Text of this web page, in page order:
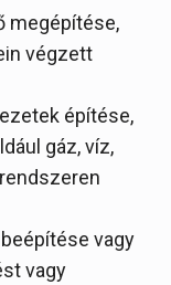
megépítése,
végzett
építése,
gáz, víz,
vagy
vagy